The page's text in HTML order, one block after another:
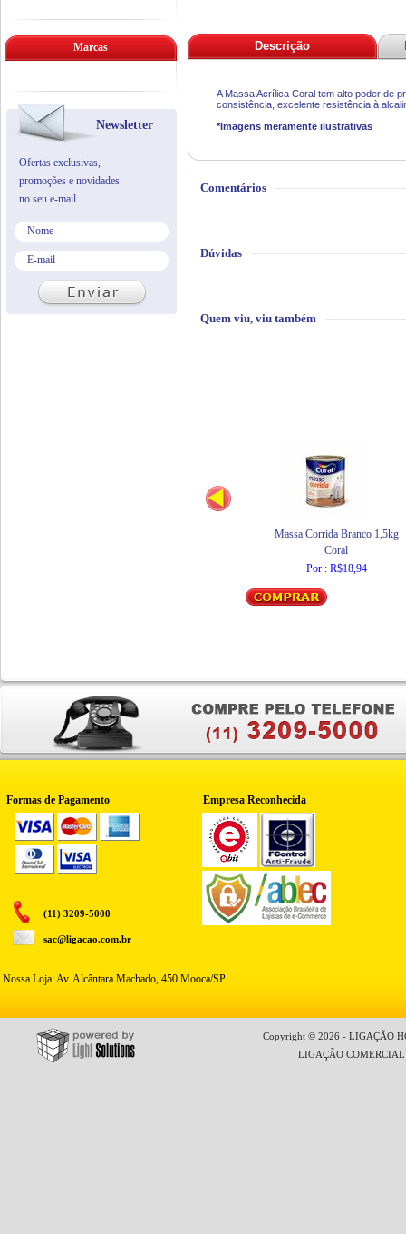
Descrição
A Massa Acrílica Coral tem alto poder de
consistência, excelente resistência à
*Imagens meramente ilustrativas
Comentários
Dúvidas
Quem viu, viu também
Massa Corrida Branco 1,5kg
Coral
Por : R$18,94
Marcas
Newsletter
Ofertas exclusivas,
promoções e novidades
no seu e-mail.
Formas de Pagamento Empresa Reconhecida
(11) 3209-5000
sac@ligacao.com.br
Nossa Loja: Av. Alcântara Machado, 450 Mooca/SP
Copyright © 2026 - LIGAÇÃO
LIGAÇÃO